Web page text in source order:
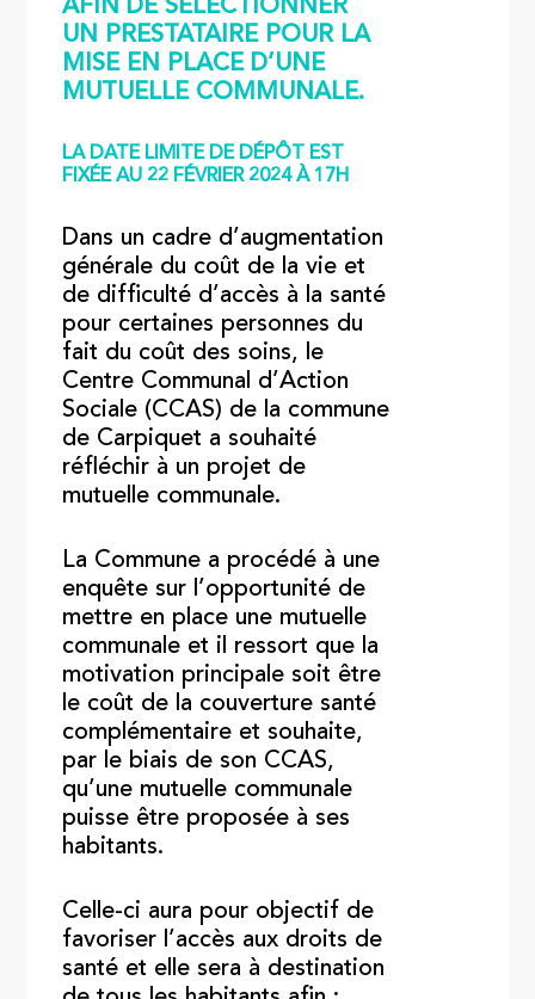
AFIN DE SÉLECTIONNER
UN PRESTATAIRE POUR LA
MISE EN PLACE D’UNE
MUTUELLE COMMUNALE.
LA DATE LIMITE DE DÉPÔT EST
FIXÉE AU 22 FÉVRIER 2024 À 17H
Dans un cadre d’augmentation
générale du coût de la vie et
de difficulté d’accès à la santé
pour certaines personnes du
fait du coût des soins, le
Centre Communal d’Action
Sociale (CCAS) de la commune
de Carpiquet a souhaité
réfléchir à un projet de
mutuelle communale.
La Commune a procédé à une
enquête sur l’opportunité de
mettre en place une mutuelle
communale et il ressort que la
motivation principale soit être
le coût de la couverture santé
complémentaire et souhaite,
par le biais de son CCAS,
qu’une mutuelle communale
puisse être proposée à ses
habitants.
Celle-ci aura pour objectif de
favoriser l’accès aux droits de
santé et elle sera à destination